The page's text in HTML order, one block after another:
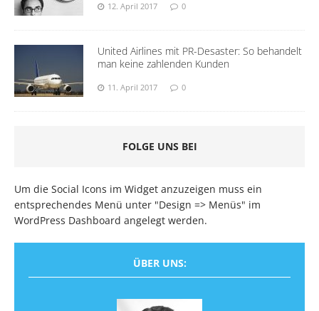
12. April 2017 0
United Airlines mit PR-Desaster: So behandelt
man keine zahlenden Kunden
11. April 2017 0
FOLGE UNS BEI
Um die Social Icons im Widget anzuzeigen muss ein
entsprechendes Menü unter "Design => Menüs" im
WordPress Dashboard angelegt werden.
ÜBER UNS: